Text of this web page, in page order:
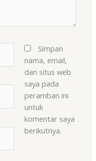
Simpan
nama, email,
dan situs web
saya pada
peramban ini
untuk
komentar saya
berikutnya.